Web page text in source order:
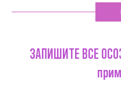
ЗАПИШИТЕ ВСЕ